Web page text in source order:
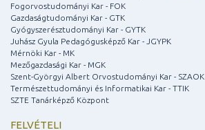
Fogorvostudományi Kar - FOK
Gazdaságtudományi Kar - GTK
Gyógyszerésztudományi Kar - GYTK
Juhász Gyula Pedagógusképző Kar - JGYPK
Mérnöki Kar - MK
Mezőgazdasági Kar - MGK
Szent-Györgyi Albert Orvostudományi Kar - SZAOK
Természettudományi és Informatikai Kar - TTIK
SZTE Tanárképző Központ
FELVÉTELI